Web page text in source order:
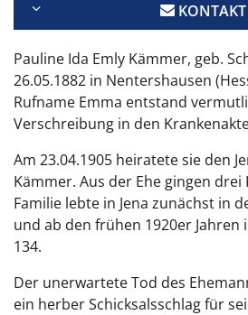
KONTAKT
Pauline Ida Emly Kämmer, geb.
26.05.1882 in Nentershausen
Rufname Emma entstand
Verschreibung in den
Am 23.04.1905 heiratete sie den
Kämmer. Aus der Ehe gingen
Familie lebte in Jena zunächst in
und ab den frühen 1920er
134.
Der unerwartete Tod des
ein herber Schicksalsschlag für